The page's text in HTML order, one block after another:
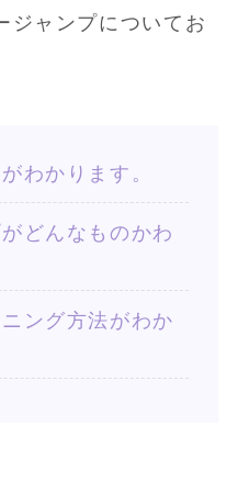
ジャンプについてお
わかります。
どんなものかわ
ング方法がわか